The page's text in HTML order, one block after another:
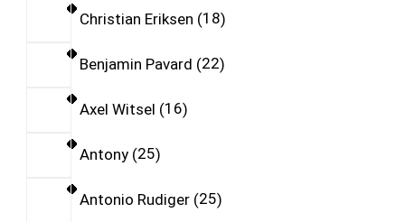
Christian Eriksen 18
Benjamin Pavard 22
Axel Witsel 16
Antony 25
Antonio Rudiger 25